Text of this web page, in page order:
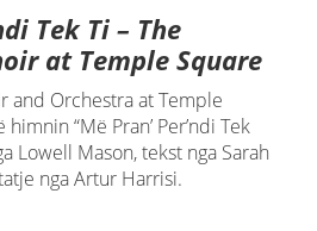
Tek Ti – The
at Temple Square
and Orchestra at Temple
“Më Pran’ Per’ndi Tek
Lowell Mason, tekst nga Sarah
nga Artur Harrisi.